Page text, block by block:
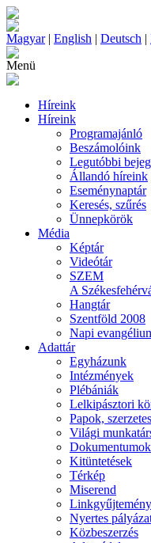
Magyar| English | Deutsch |
Menü
Híreink
Híreink
Programajánló
Beszámolóink
Legutóbbi
Állandó híreink
Eseménynaptár
Keresés, szűrés
Ünnepkörök
Média
Képtár
Videótár
SZEM
A
Hangtár
Szentföld 2008
Napi
Adattár
Egyházunk
Intézmények
Plébániák
Lelkipásztori
Papok,
Világi
Dokumentumok
Kitüntetések
Térkép
Miserend
Linkgyűjtemény
Nyertes
Közbeszerzés